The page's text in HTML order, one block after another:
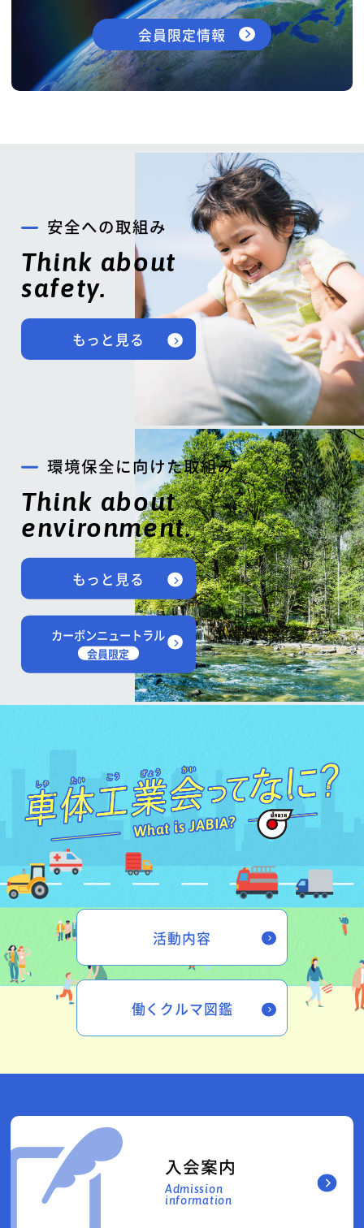
会員限定情報
安全への取組み
Think about
safety.
もっと見る
環境保全に向けた取組み
Think about
environment.
もっと見る
カーボンニュートラル
会員限定
活動内容
働くクルマ図鑑
入会案内
Admission
information